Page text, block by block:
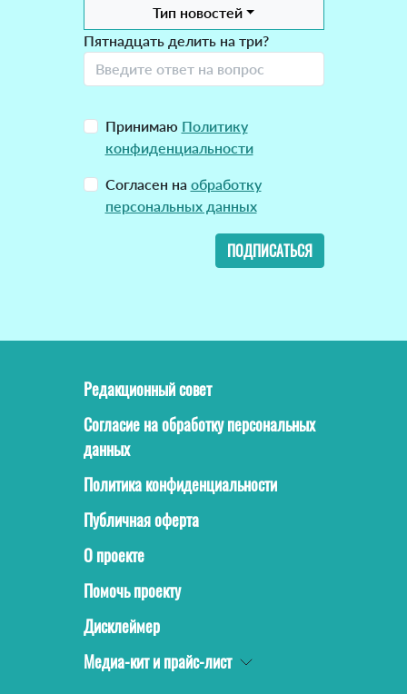
Тип новостей
Пятнадцать делить на три?
Принимаю Политику
конфиденциальности
Согласен на обработку
персональных данных
ПОДПИСАТЬСЯ
Редакционный совет
Согласие на обработку персональных
данных
Политика конфиденциальности
Публичная оферта
О проекте
Помочь проекту
Дисклеймер
Медиа-кит и прайс-лист